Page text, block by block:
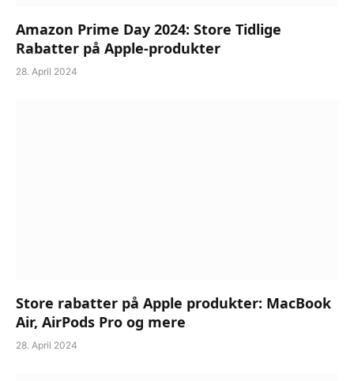
Amazon Prime Day 2024: Store Tidlige
Rabatter på Apple-produkter
28. April 2024
Store rabatter på Apple produkter: MacBook
Air, AirPods Pro og mere
28. April 2024